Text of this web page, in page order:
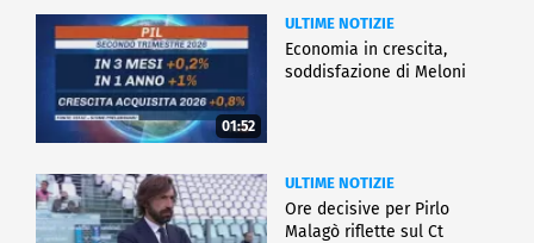
01:52
ULTIME NOTIZIE
Economia in crescita,
soddisfazione di Meloni
ULTIME NOTIZIE
Ore decisive per Pirlo
Malagò riflette sul Ct